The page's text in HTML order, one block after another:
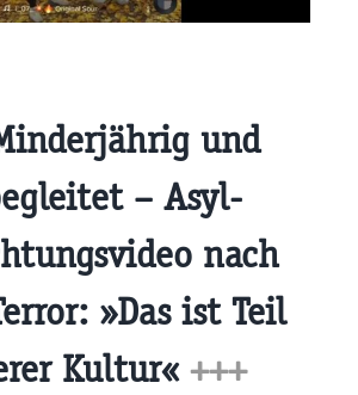
und
– Asyl-
nach
»Das ist Teil
Kultur« +++